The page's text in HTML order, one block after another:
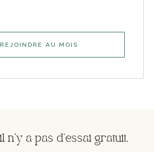
REJOINDRE AU MOIS
n'y a pas d'essai gratuit.